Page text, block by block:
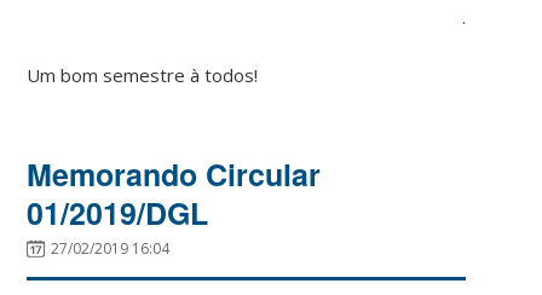
.
Um bom semestre à todos!
Memorando Circular
01/2019/DGL
27/02/2019 16:04